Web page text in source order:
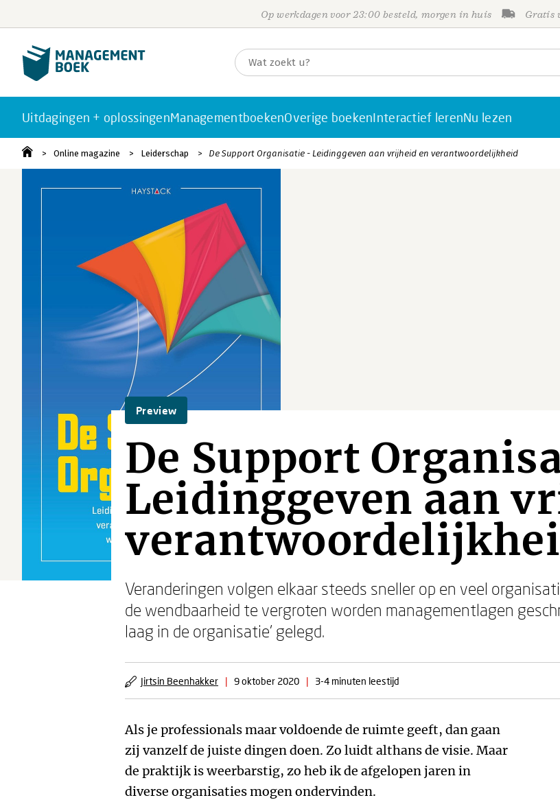
Op werkdagen voor 23:00 besteld, morgen in huis Gratis
Uitdagingen + oplossingenManagementboekenOverige boekenInteractief lerenNu lezen
Online magazine Leiderschap De Support Organisatie - Leidinggeven aan vrijheid en verantwoordelijkheid
Preview
De Support
Leidinggeven aan
Veranderingen volgen elkaar steeds sneller op en veel
de wendbaarheid te vergroten worden managementlagen
laag in de organisatie' gelegd.
Jirtsin Beenhakker | 9 oktober 2020 | 3-4 minuten leestijd
Als je professionals maar voldoende de ruimte geeft, dan gaan
zij vanzelf de juiste dingen doen. Zo luidt althans de visie. Maar
de praktijk is weerbarstig, zo heb ik de afgelopen jaren in
diverse organisaties mogen ondervinden.